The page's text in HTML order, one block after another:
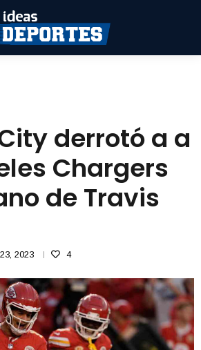
derrotó a a
Chargers
de Travis
2023 4